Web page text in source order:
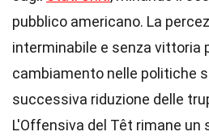
pubblico americano. La
interminabile e senza vittoria
cambiamento nelle politiche
successiva riduzione delle
L'Offensiva del Têt rimane un